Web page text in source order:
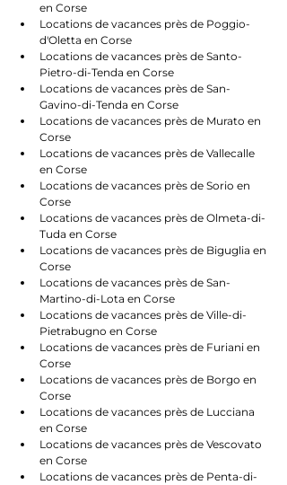
en Corse
Locations de vacances près de Poggio-
d'Oletta en Corse
Locations de vacances près de Santo-
Pietro-di-Tenda en Corse
Locations de vacances près de San-
Gavino-di-Tenda en Corse
Locations de vacances près de Murato en
Corse
Locations de vacances près de Vallecalle
en Corse
Locations de vacances près de Sorio en
Corse
Locations de vacances près de Olmeta-di-
Tuda en Corse
Locations de vacances près de Biguglia en
Corse
Locations de vacances près de San-
Martino-di-Lota en Corse
Locations de vacances près de Ville-di-
Pietrabugno en Corse
Locations de vacances près de Furiani en
Corse
Locations de vacances près de Borgo en
Corse
Locations de vacances près de Lucciana
en Corse
Locations de vacances près de Vescovato
en Corse
Locations de vacances près de Penta-di-